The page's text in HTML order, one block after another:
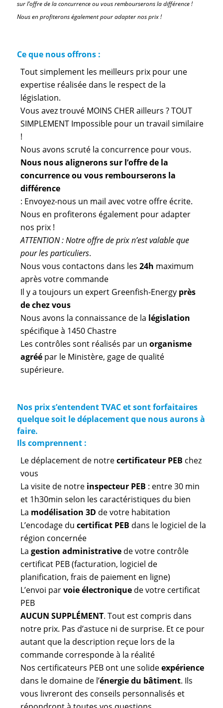
sur l’offre de la concurrence ou vous rembourserons la différence !
Nous en profiterons également pour adapter nos prix !
Ce que nous offrons :
Tout simplement les meilleurs prix pour une
expertise réalisée dans le respect de la
législation.
Vous avez trouvé MOINS CHER ailleurs ? TOUT
SIMPLEMENT Impossible pour un travail similaire
!
Nous avons scruté la concurrence pour vous.
Nous nous alignerons sur l’offre de la
concurrence ou vous rembourserons la
différence
: Envoyez-nous un mail avec votre offre écrite.
Nous en profiterons également pour adapter
nos prix !
ATTENTION : Notre offre de prix n’est valable que
pour les particuliers.
Nous vous contactons dans les 24h maximum
après votre commande
Il y a toujours un expert Greenfish-Energy près
de chez vous
Nous avons la connaissance de la législation
spécifique à 1450 Chastre
Les contrôles sont réalisés par un organisme
agréépar le Ministère, gage de qualité
supérieure.
Nos prix s’entendent TVAC et sont forfaitaires
quelque soit le déplacement que nous aurons à
faire.
Ils comprennent :
Le déplacement de notrecertificateur PEB chez
vous
La visite de notre inspecteur PEB : entre 30 min
et 1h30min selon les caractéristiques du bien
La modélisation 3D de votre habitation
L’encodage du certificat PEB dans le logiciel de la
région concernée
La gestion administrativede votre contrôle
certificat PEB (facturation, logiciel de
planification, frais de paiement en ligne)
L’envoi parvoie électroniquede votre certificat
PEB
AUCUN SUPPLÉMENT. Tout est compris dans
notre prix. Pas d’astuce ni de surprise. Et ce pour
autant que la description reçue lors de la
commande corresponde à la réalité
Nos certificateurs PEB ont une solideexpérience
dans le domaine de l’énergie du bâtiment. Ils
vous livreront des conseils personnalisés et